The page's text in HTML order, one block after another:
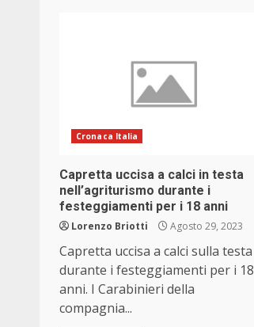
Cronaca Italia
Capretta uccisa a calci in testa
nell’agriturismo durante i
festeggiamenti per i 18 anni
Lorenzo Briotti Agosto 29, 2023
Capretta uccisa a calci sulla testa
durante i festeggiamenti per i 18
anni. I Carabinieri della
compagnia...